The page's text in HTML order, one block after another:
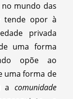
mundo das
tende opor à
privada
uma forma
opõe ao
uma forma de
a comunidade